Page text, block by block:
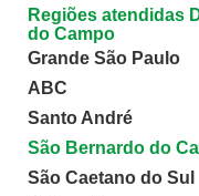
Regiões atendidas
do Campo
Grande São Paulo
ABC
Santo André
São Bernardo do
São Caetano do Sul